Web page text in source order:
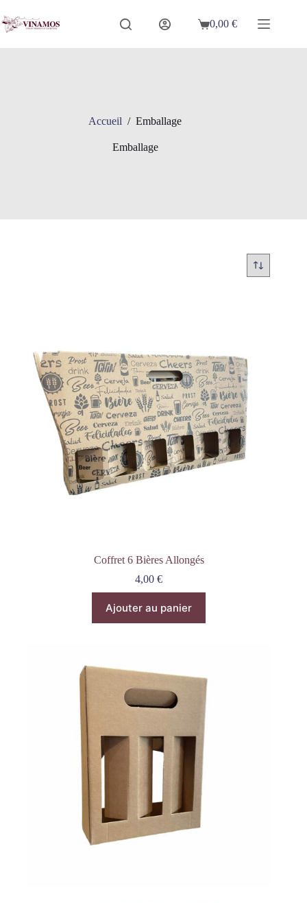
au
contenu
Panier
0,00€
Accueil / Emballage
Emballage
Coffret 6 Bières Allongés
4,00€
Ajouter au panier